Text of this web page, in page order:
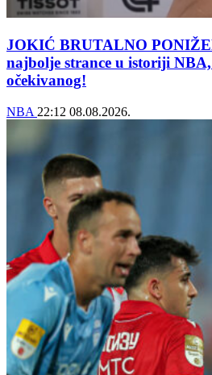
JOKIĆ BRUTALNO
najbolje strance u istoriji
očekivanog!
NBA 22:12 08.08.2026.